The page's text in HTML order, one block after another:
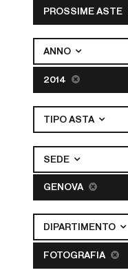
PROSSIME ASTE
ANNO
2014
TIPO ASTA
SEDE
GENOVA
DIPARTIMENTO
FOTOGRAFIA